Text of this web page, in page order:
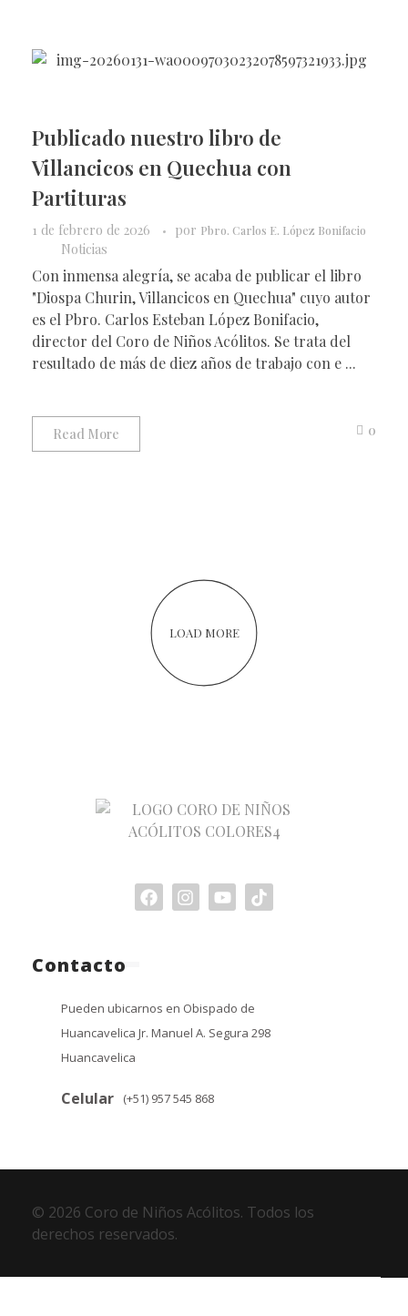
Publicado nuestro libro de
Villancicos en Quechua con
Partituras
1 de febrero de 2026 por Pbro. Carlos E. López Bonifacio
Noticias
Con inmensa alegría, se acaba de publicar el libro
"Diospa Churin, Villancicos en Quechua" cuyo autor
es el Pbro. Carlos Esteban López Bonifacio,
director del Coro de Niños Acólitos. Se trata del
resultado de más de diez años de trabajo con e ...
Read More 0
LOAD MORE
Contacto
Pueden ubicarnos en Obispado de
Huancavelica Jr. Manuel A. Segura 298
Huancavelica
Celular (+51) 957 545 868
© 2026 Coro de Niños Acólitos. Todos los
derechos reservados.